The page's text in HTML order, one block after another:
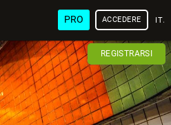
PRO ACCEDERE
REGISTRARSI